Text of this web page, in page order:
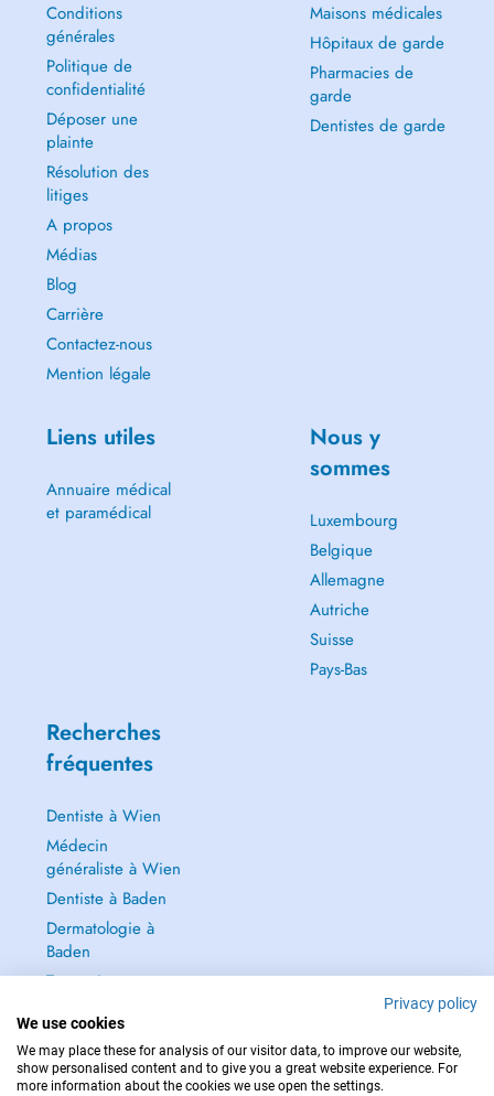
Conditions
générales
Politique de
confidentialité
Déposer une
plainte
Résolution des
litiges
A propos
Médias
Blog
Carrière
Contactez-nous
Mention légale
Maisons médicales
Hôpitaux de garde
Pharmacies de
garde
Dentistes de garde
Liens utiles
Annuaire médical
et paramédical
Nous y
sommes
Luxembourg
Belgique
Allemagne
Autriche
Suisse
Pays-Bas
Recherches
fréquentes
Dentiste à Wien
Médecin
généraliste à Wien
Dentiste à Baden
Dermatologie à
Baden
Tout voir →
Privacy policy
We use cookies
We may place these for analysis of our visitor data, to improve our website,
show personalised content and to give you a great website experience. For
more information about the cookies we use open the settings.